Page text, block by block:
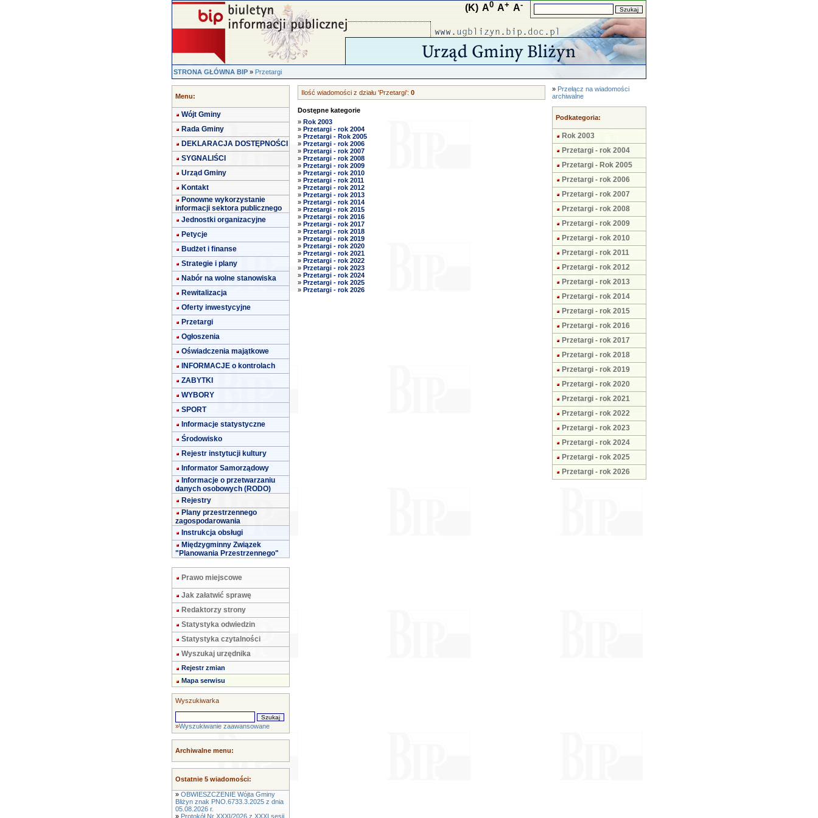
(K) A0 A+ A-
STRONA GŁÓWNA BIP»Przetargi
Menu:
Wójt Gminy
Rada Gminy
DEKLARACJA DOSTĘPNOŚCI
SYGNALIŚCI
Urząd Gminy
Kontakt
Ponowne wykorzystanie
informacji sektora publicznego
Jednostki organizacyjne
Petycje
Budżet i finanse
Strategie i plany
Nabór na wolne stanowiska
Rewitalizacja
Oferty inwestycyjne
Przetargi
Ogłoszenia
Oświadczenia majątkowe
INFORMACJE o kontrolach
ZABYTKI
WYBORY
SPORT
Informacje statystyczne
Środowisko
Rejestr instytucji kultury
Informator Samorządowy
Informacje o przetwarzaniu
danych osobowych (RODO)
Rejestry
Plany przestrzennego
zagospodarowania
Instrukcja obsługi
Międzygminny Związek
"Planowania Przestrzennego"
Prawo miejscowe
Jak załatwić sprawę
Redaktorzy strony
Statystyka odwiedzin
Statystyka czytalności
Wyszukaj urzędnika
Rejestr zmian
Mapa serwisu
Wyszukiwarka
»Wyszukiwanie zaawansowane
Archiwalne menu:
Ostatnie 5 wiadomości:
» OBWIESZCZENIE Wójta Gminy
Bliżyn znak PNO.6733.3.2025 z dnia
05.08.2026 r.
» Protokół Nr XXXI/2026 z XXXI sesji
Ilość wiadomości z działu 'Przetargi': 0
Dostępne kategorie
» Rok 2003
» Przetargi - rok 2004
» Przetargi - Rok 2005
» Przetargi - rok 2006
» Przetargi - rok 2007
» Przetargi - rok 2008
» Przetargi - rok 2009
» Przetargi - rok 2010
» Przetargi - rok 2011
» Przetargi - rok 2012
» Przetargi - rok 2013
» Przetargi - rok 2014
» Przetargi - rok 2015
» Przetargi - rok 2016
» Przetargi - rok 2017
» Przetargi - rok 2018
» Przetargi - rok 2019
» Przetargi - rok 2020
» Przetargi - rok 2021
» Przetargi - rok 2022
» Przetargi - rok 2023
» Przetargi - rok 2024
» Przetargi - rok 2025
» Przetargi - rok 2026
» Przełącz na wiadomości
archiwalne
Podkategoria:
Rok 2003
Przetargi - rok 2004
Przetargi - Rok 2005
Przetargi - rok 2006
Przetargi - rok 2007
Przetargi - rok 2008
Przetargi - rok 2009
Przetargi - rok 2010
Przetargi - rok 2011
Przetargi - rok 2012
Przetargi - rok 2013
Przetargi - rok 2014
Przetargi - rok 2015
Przetargi - rok 2016
Przetargi - rok 2017
Przetargi - rok 2018
Przetargi - rok 2019
Przetargi - rok 2020
Przetargi - rok 2021
Przetargi - rok 2022
Przetargi - rok 2023
Przetargi - rok 2024
Przetargi - rok 2025
Przetargi - rok 2026